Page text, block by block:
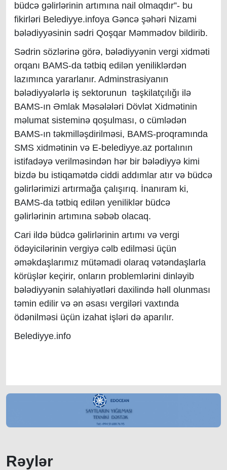
büdcə gəlirlərinin artımına nail olmaqdır”- bu
fikirləri Belediyye.infoya Gəncə şəhəri Nizami
bələdiyyəsinin sədri Qoşqar Məmmədov bildirib.
Sədrin sözlərinə görə, bələdiyyənin vergi xidməti
orqanı BAMS-da tətbiq edilən yeniliklərdən
lazımınca yararlanır. Adminstrasiyanın
bələdiyyələrlə iş sektorunun təşkilatçılığı ilə
BAMS-ın Əmlak Məsələləri Dövlət Xidmətinin
məlumat sisteminə qoşulması, o cümlədən
BAMS-ın təkmilləşdirilməsi, BAMS-proqramında
SMS xidmətinin və E-belediyye.az portalının
istifadəyə verilməsindən hər bir bələdiyyə kimi
bizdə bu istiqamətdə ciddi addımlar atır və büdcə
gəlirlərimizi artırmağa çalışırıq. İnanıram ki,
BAMS-da tətbiq edilən yeniliklər büdcə
gəlirlərinin artımına səbəb olacaq.
Cari ildə büdcə gəlirlərinin artımı və vergi
ödəyicilərinin vergiyə cəlb edilməsi üçün
əməkdaşlarımız mütəmadi olaraq vətəndaşlarla
körüşlər keçirir, onların problemlərini dinləyib
bələdiyyənin səlahiyətləri daxilində həll olunması
təmin edilir və ən əsası vergiləri vaxtında
ödənilməsi üçün izahat işləri də aparılır.
Belediyye.info
Rəylər